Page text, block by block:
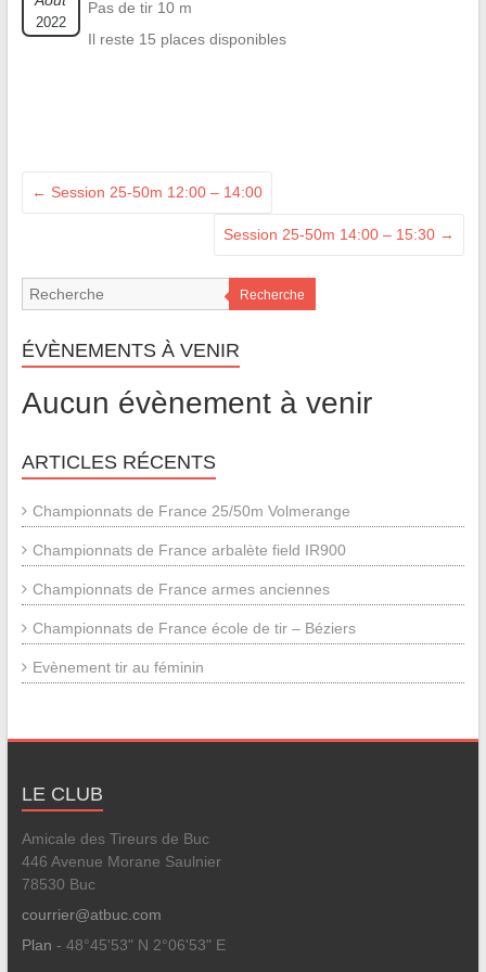
2022
Pas de tir 10 m
Il reste 15 places disponibles
← Session 25-50m 12:00 – 14:00
Session 25-50m 14:00 – 15:30 →
Recherche
ÉVÈNEMENTS À VENIR
Aucun évènement à venir
ARTICLES RÉCENTS
Championnats de France 25/50m Volmerange
Championnats de France arbalète field IR900
Championnats de France armes anciennes
Championnats de France école de tir – Béziers
Evènement tir au féminin
LE CLUB
Amicale des Tireurs de Buc
446 Avenue Morane Saulnier
78530 Buc
courrier@atbuc.com
Plan - 48°45'53" N 2°06'53" E